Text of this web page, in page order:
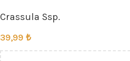
Crassula Ssp.
39,99 ₺